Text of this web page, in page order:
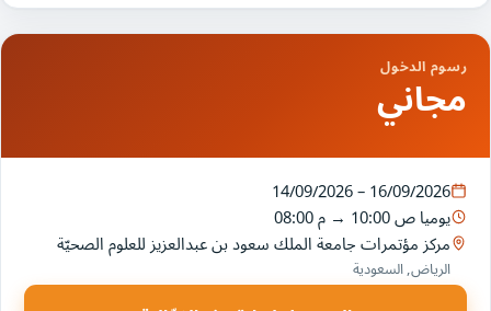
رسوم الدخول
مجاني
14/09/2026 – 16/09/2026
يوميا10:00 ص →08:00 م
مركز مؤتمرات جامعة الملك سعود بن عبدالعزيز للعلوم الصحيّة
الرياض, السعودية